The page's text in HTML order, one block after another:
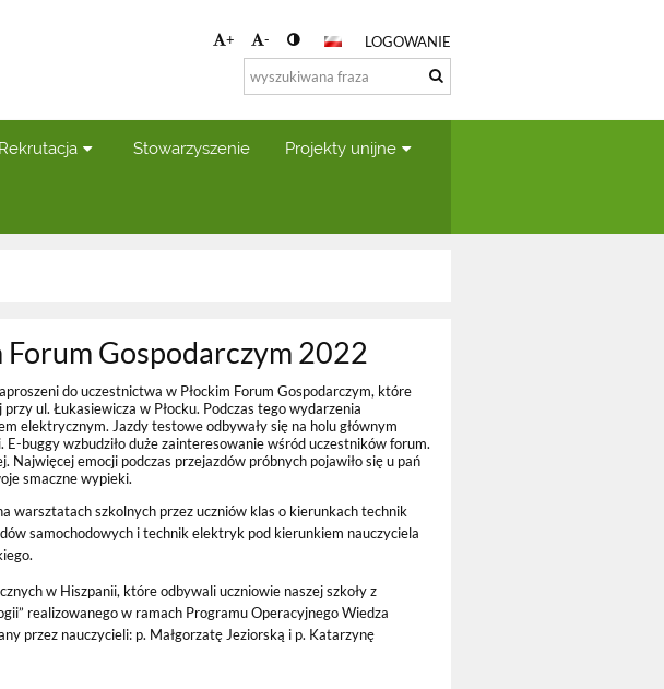
+ - LOGOWANIE
Rekrutacja Stowarzyszenie Projekty unijne
Gospodarczym 2022
do uczestnictwa w Płockim Forum Gospodarczym, które
ul. Łukasiewicza w Płocku. Podczas tego wydarzenia
elektrycznym. Jazdy testowe odbywały się na holu głównym
buggy wzbudziło duże zainteresowanie wśród uczestników forum.
Najwięcej emocji podczas przejazdów próbnych pojawiło się u pań
smaczne wypieki.
warsztatach szkolnych przez uczniów klas o kierunkach technik
samochodowych i technik elektryk pod kierunkiem nauczyciela
w Hiszpanii, które odbywali uczniowie naszej szkoły z
realizowanego w ramach Programu Operacyjnego Wiedza
przez nauczycieli: p. Małgorzatę Jeziorską i p. Katarzynę